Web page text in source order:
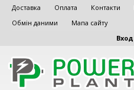
Доставка Оплата Контакти
Обмін даними
Мапа сайту
Вход